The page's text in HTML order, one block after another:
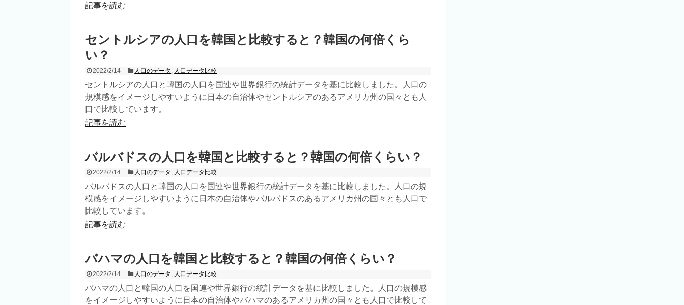
記事を読む
セントルシアの人口を韓国と比較すると？韓国の何倍くら
い？
2022/2/14 人口のデータ , 人口データ比較
セントルシアの人口と韓国の人口を国連や世界銀行の統計データを基に比較しました。人口の
規模感をイメージしやすいように日本の自治体やセントルシアのあるアメリカ州の国々とも人
口で比較しています。
記事を読む
バルバドスの人口を韓国と比較すると？韓国の何倍くらい？
2022/2/14 人口のデータ , 人口データ比較
バルバドスの人口と韓国の人口を国連や世界銀行の統計データを基に比較しました。人口の規
模感をイメージしやすいように日本の自治体やバルバドスのあるアメリカ州の国々とも人口で
比較しています。
記事を読む
バハマの人口を韓国と比較すると？韓国の何倍くらい？
2022/2/14 人口のデータ , 人口データ比較
バハマの人口と韓国の人口を国連や世界銀行の統計データを基に比較しました。人口の規模感
をイメージしやすいように日本の自治体やバハマのあるアメリカ州の国々とも人口で比較して